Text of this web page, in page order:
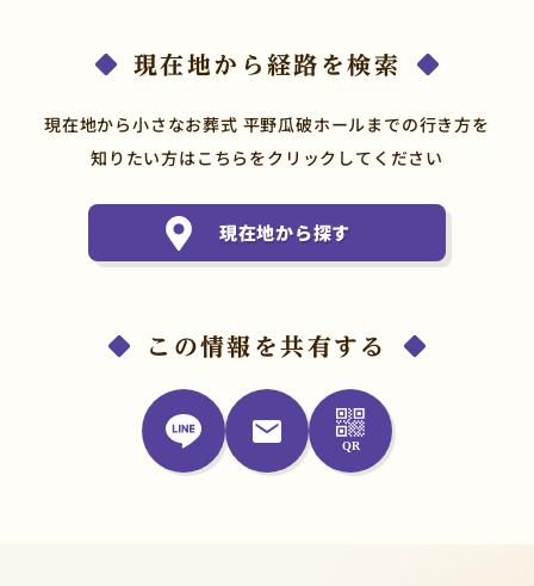
現在地から経路を検索
現在地から小さなお葬式 平野瓜破ホールまでの行き方を
知りたい方はこちらをクリックしてください
現在地から探す
この情報を共有する